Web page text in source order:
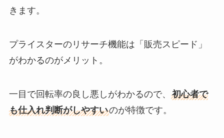
きます。
プライスターのリサーチ機能は「販売スピード」
がわかるのがメリット。
一目で回転率の良し悪しがわかるので、 初心者で
も仕入れ判断がしやすいのが特徴です。